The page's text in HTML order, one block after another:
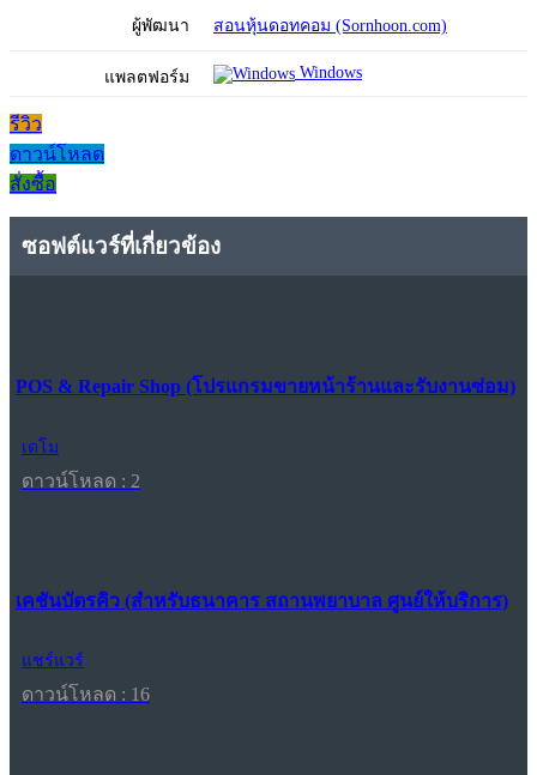
ผู้พัฒนา สอนหุ้นดอทคอม (Sornhoon.com)
แพลตฟอร์ม Windows
รีวิว
ดาวน์โหลด
สั่งซื้อ
ซอฟต์แวร์ที่เกี่ยวข้อง
POS & Repair Shop (โปรแกรมขายหน้าร้านและรับงานซ่อม)
เดโม
ดาวน์โหลด : 2
เคชันบัตรคิว (สำหรับธนาคาร สถานพยาบาล ศูนย์ให้บริการ)
แชร์แวร์
ดาวน์โหลด : 16